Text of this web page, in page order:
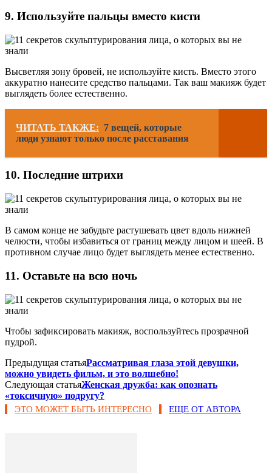
9. Используйте пальцы вместо кисти
Высветляя зону бровей, не используйте кисть. Вместо этого
аккуратно нанесите средство пальцами. Так ваш макияж будет
выглядеть более естественно.
ЧИТАТЬ ТАКЖЕ: 7 вещей, которые
люди узнают только после расставания
10. Последние штрихи
В самом конце не забудьте растушевать цвет вдоль нижней
челюсти, чтобы избавиться от границ между лицом и шеей. В
противном случае лицо будет выглядеть менее естественно.
11. Оставьте на всю ночь
Чтобы зафиксировать макияж, воспользуйтесь прозрачной
пудрой.
Предыдущая статьяРассматривая глаза этой девушки,
можно увидеть фильм, и это волшебно!
Следующая статьяЖенская дружба: как опознать
«токсичную» подругу?
ЭТО МОЖЕТ БЫТЬ ИНТЕРЕСНО ЕЩЕ ОТ АВТОРА